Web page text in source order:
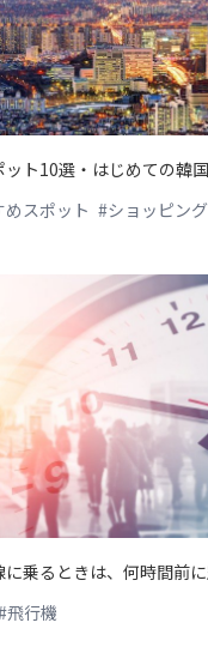
ット10選・はじめての韓
スポット #ショッピング
乗るときは、何時間前
飛行機